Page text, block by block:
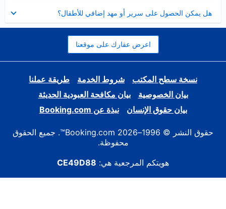
هل يمكن الحصول على سرير أو مهد إضافي للأطفال؟
مصغر
اعرض عقارك على موقعنا
نسخة سطح المكتب شروط الخدمة
طريقة عملنا
بيان الخصوصية
بيان مكافحة العبودية الحديثة
بيان حقوق الإنسان
نبذة عن Booking.com
حقوق النشر © 1996–2026 Booking.com™. جميع الحقوق
محفوظة.
هويتكم المرجعية هي: CE49D88